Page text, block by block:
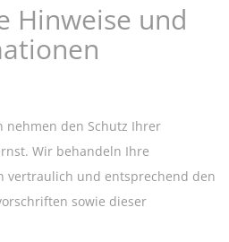
Hinweise und
nehmen den Schutz Ihrer
Wir behandeln Ihre
vertraulich und entsprechend den
sowie dieser